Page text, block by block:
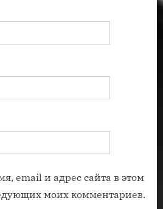
email и адрес сайта в этом
моих комментариев.